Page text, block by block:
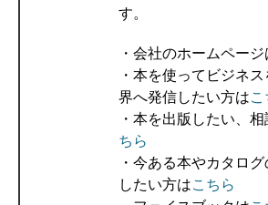
す。
・会社のホームページ
・本を使ってビジネ
界へ発信したい方はこ
・本を出版したい、
ちら
・今ある本やカタロ
したい方はこちら